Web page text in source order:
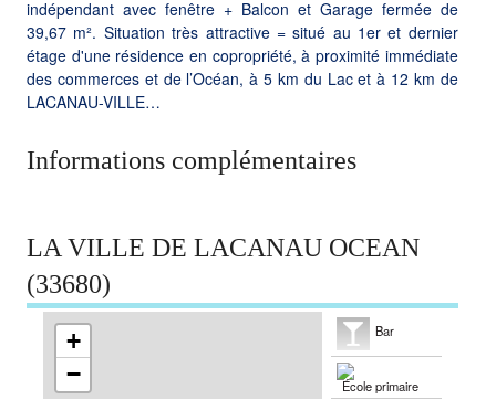
indépendant avec fenêtre + Balcon et Garage fermée de
39,67 m². Situation très attractive = situé au 1er et dernier
étage d'une résidence en copropriété, à proximité immédiate
des commerces et de l’Océan, à 5 km du Lac et à 12 km de
LACANAU-VILLE…
Informations complémentaires
LA VILLE DE LACANAU OCEAN
(33680)
+
−
Bar
École primaire